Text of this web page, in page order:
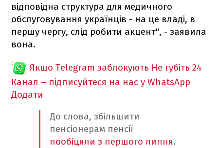
відповідна структура для медичного
обслуговування українців - на це владі, в
першу чергу, слід робити акцент", - заявила
вона.
Якщо Telegram заблокують Не губіть 24
Канал – підписуйтеся на нас у WhatsApp
Додати
До слова, збільшити
пенсіонерам пенсії
пообіцяли з першого липня.